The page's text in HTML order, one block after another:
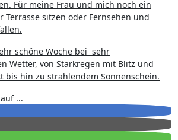
Für meine Frau und mich noch ein
Terrasse sitzen oder Fernsehen und
schöne Woche bei sehr
Wetter, von Starkregen mit Blitz und
bis hin zu strahlendem Sonnenschein.
...